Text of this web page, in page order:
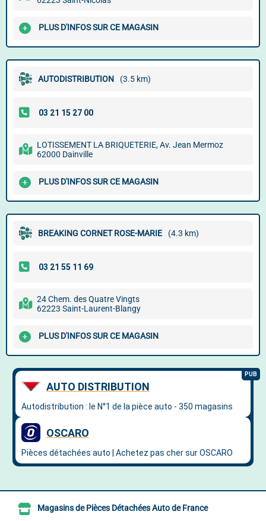
PLUS D'INFOS SUR CE MAGASIN
AUTODISTRIBUTION (3.5 km)
LOTISSEMENT LA BRIQUETERIE, Av. Jean Mermoz
62000 Dainville
PLUS D'INFOS SUR CE MAGASIN
BREAKING CORNET ROSE-MARIE (4.3 km)
24 Chem. des Quatre Vingts
62223 Saint-Laurent-Blangy
PLUS D'INFOS SUR CE MAGASIN
Magasins de Pièces Détachées Auto de France